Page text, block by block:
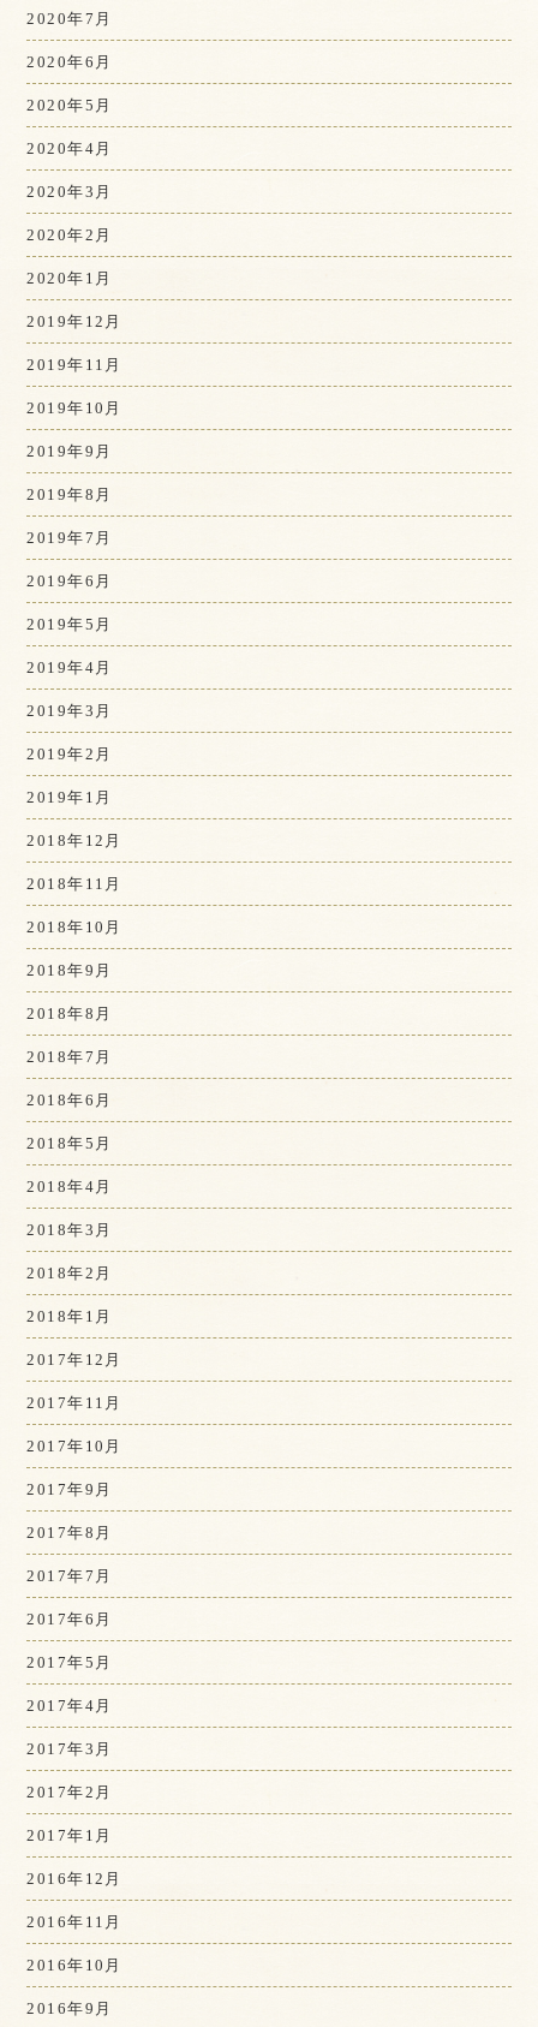
2020年7月
2020年6月
2020年5月
2020年4月
2020年3月
2020年2月
2020年1月
2019年12月
2019年11月
2019年10月
2019年9月
2019年8月
2019年7月
2019年6月
2019年5月
2019年4月
2019年3月
2019年2月
2019年1月
2018年12月
2018年11月
2018年10月
2018年9月
2018年8月
2018年7月
2018年6月
2018年5月
2018年4月
2018年3月
2018年2月
2018年1月
2017年12月
2017年11月
2017年10月
2017年9月
2017年8月
2017年7月
2017年6月
2017年5月
2017年4月
2017年3月
2017年2月
2017年1月
2016年12月
2016年11月
2016年10月
2016年9月